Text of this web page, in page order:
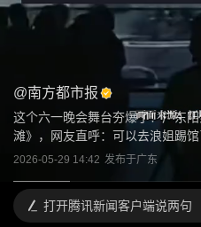
@南方都市报
这个六一晚会舞台夯爆了！广东
滩》，网友直呼：可以去浪姐踢馆
2026-05-29 14:42 发布于广东
打开腾讯新闻客户端说两句